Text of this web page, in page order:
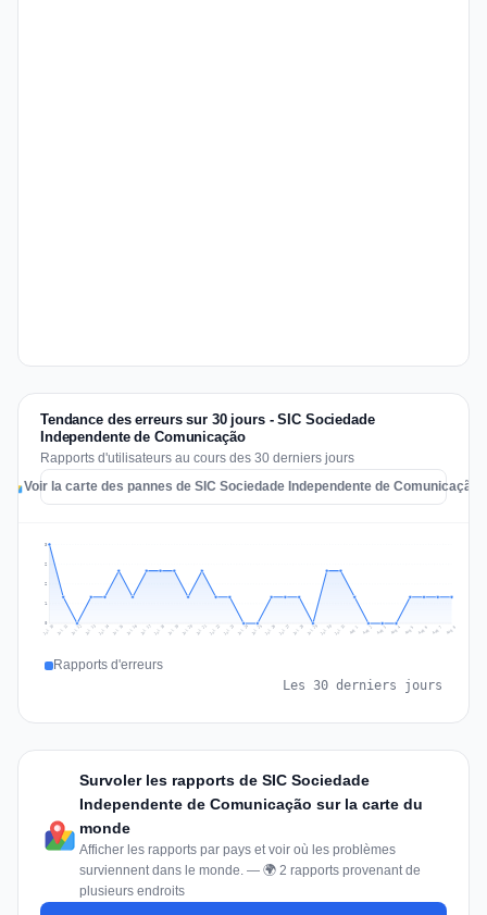
Tendance des erreurs sur 30 jours - SIC Sociedade
Independente de Comunicação
Rapports d'utilisateurs au cours des 30 derniers jours
Voir la carte des pannes de SIC Sociedade Independente de Comunicação
1
2
2
3
Jul 10 Jul 11 Jul 12 Jul 13 Jul 14 Jul 15 Jul 16 Jul 17 Jul 18 Jul 19 Jul 20 Jul 21 Jul 22 Jul 23 Jul 24 Jul 25 Jul 26 Jul 27 Jul 28 Jul 29 Jul 30 Jul 31 Aug 1 Aug 2 Aug 3 Aug 4 Aug 5 Aug 6 Aug 7 Aug 8
Rapports d'erreurs
Les 30 derniers jours
Survoler les rapports de SIC Sociedade
Independente de Comunicação sur la carte du
monde
Afficher les rapports par pays et voir où les problèmes
surviennent dans le monde. — 🌍 2 rapports provenant de
plusieurs endroits